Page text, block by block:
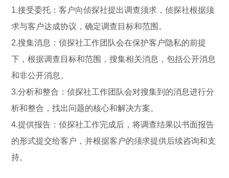
1.接受委托：客户向侦探社提出调查须求，侦探社根据须
求与客户达成协议，确定调查目标和范围。
2.搜集消息：侦探社工作团队会在保护客户隐私的前提
下，根据调查目标和范围，搜集相关消息，包括公开消息
和非公开消息。
3.分析和整合：侦探社工作团队会对搜集到的消息进行分
析和整合，找出问题的核心和解决方案。
4.提供报告：侦探社工作完成后，将调查结果以书面报告
的形式提交给客户，并根据客户的须求提供后续咨询和支
持。